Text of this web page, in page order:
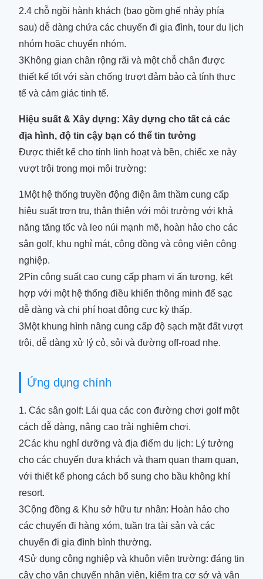
2.4 chỗ ngồi hành khách (bao gồm ghế nhảy phía
sau) dễ dàng chứa các chuyến đi gia đình, tour du lịch
nhóm hoặc chuyển nhóm.
3Không gian chân rộng rãi và một chỗ chân được
thiết kế tốt với sàn chống trượt đảm bảo cả tính thực
tế và cảm giác tinh tế.
Hiệu suất & Xây dựng: Xây dựng cho tất cả các
địa hình, độ tin cậy bạn có thể tin tưởng
Được thiết kế cho tính linh hoạt và bền, chiếc xe này
vượt trội trong mọi môi trường:
1Một hệ thống truyền động điện âm thầm cung cấp
hiệu suất trơn tru, thân thiện với môi trường với khả
năng tăng tốc và leo núi mạnh mẽ, hoàn hảo cho các
sân golf, khu nghỉ mát, cộng đồng và công viên công
nghiệp.
2Pin công suất cao cung cấp phạm vi ấn tượng, kết
hợp với một hệ thống điều khiển thông minh để sạc
dễ dàng và chi phí hoạt động cực kỳ thấp.
3Một khung hình nâng cung cấp độ sạch mặt đất vượt
trội, dễ dàng xử lý cỏ, sỏi và đường off-road nhẹ.
Ứng dụng chính
1. Các sân golf: Lái qua các con đường chơi golf một
cách dễ dàng, nâng cao trải nghiệm chơi.
2Các khu nghỉ dưỡng và địa điểm du lịch: Lý tưởng
cho các chuyến đưa khách và tham quan tham quan,
với thiết kế phong cách bổ sung cho bầu không khí
resort.
3Cộng đồng & Khu sở hữu tư nhân: Hoàn hảo cho
các chuyến đi hàng xóm, tuần tra tài sản và các
chuyến đi gia đình bình thường.
4Sử dụng công nghiệp và khuôn viên trường: đáng tin
cậy cho vận chuyển nhân viên, kiểm tra cơ sở và vận